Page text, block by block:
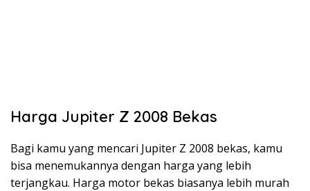
Harga Jupiter Z 2008 Bekas
Bagi kamu yang mencari Jupiter Z 2008 bekas, kamu
bisa menemukannya dengan harga yang lebih
terjangkau. Harga motor bekas biasanya lebih murah